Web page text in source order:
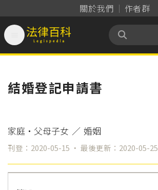
關於我們 作者群
法律百科 Legispedia
結婚登記申請書
家庭‧父母子女 ／ 婚姻
刊登：2020-05-15 ‧ 最後更新：2020-05-25